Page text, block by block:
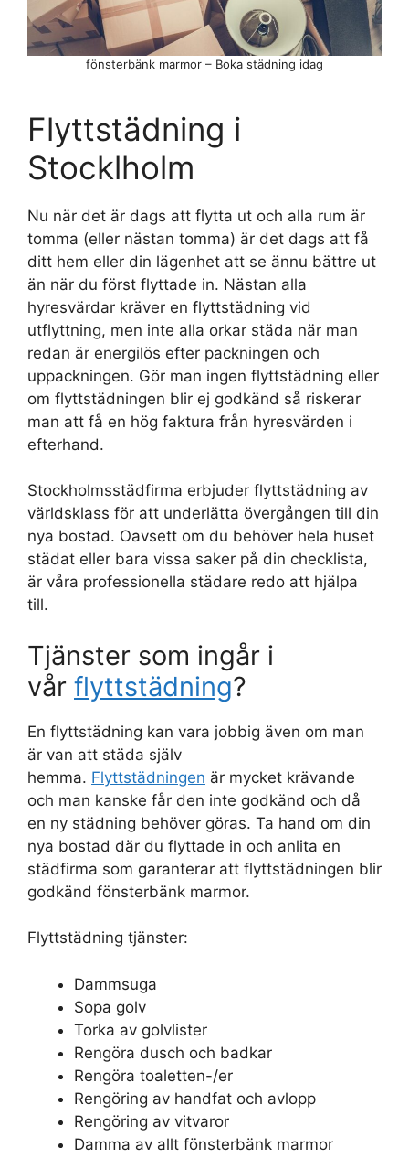
Flyttstädning i
Stocklholm
Nu när det är dags att flytta ut och alla rum är
tomma (eller nästan tomma) är det dags att få
ditt hem eller din lägenhet att se ännu bättre ut
än när du först flyttade in. Nästan alla
hyresvärdar kräver en flyttstädning vid
utflyttning, men inte alla orkar städa när man
redan är energilös efter packningen och
uppackningen. Gör man ingen flyttstädning eller
om flyttstädningen blir ej godkänd så riskerar
man att få en hög faktura från hyresvärden i
efterhand.
Stockholmsstädfirma erbjuder flyttstädning av
världsklass för att underlätta övergången till din
nya bostad. Oavsett om du behöver hela huset
städat eller bara vissa saker på din checklista,
är våra professionella städare redo att hjälpa
till.
Tjänster som ingår i
vår flyttstädning?
En flyttstädning kan vara jobbig även om man
är van att städa själv
hemma. Flyttstädningen är mycket krävande
och man kanske får den inte godkänd och då
en ny städning behöver göras. Ta hand om din
nya bostad där du flyttade in och anlita en
städfirma som garanterar att flyttstädningen blir
godkänd fönsterbänk marmor.
Flyttstädning tjänster:
Dammsuga
Sopa golv
Torka av golvlister
Rengöra dusch och badkar
Rengöra toaletten-/er
Rengöring av handfat och avlopp
Rengöring av vitvaror
Damma av allt fönsterbänk marmor
fönsterbänk marmor – Boka städning idag